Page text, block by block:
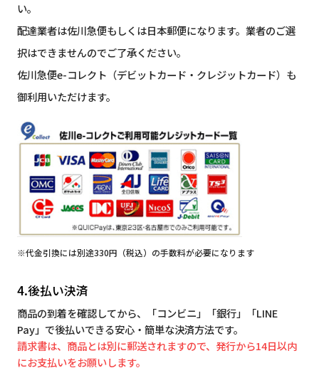
い。
配達業者は佐川急便もしくは日本郵便になります。業者のご選
択はできませんのでご了承ください。
佐川急便e-コレクト（デビットカード・クレジットカード）も
御利用いただけます。
※代金引換には別途330円（税込）の手数料が必要になります
4.後払い決済
商品の到着を確認してから、「コンビニ」「銀行」「LINE
Pay」で後払いできる安心・簡単な決済方法です。
請求書は、商品とは別に郵送されますので、発行から14日以内
にお支払いをお願いします。